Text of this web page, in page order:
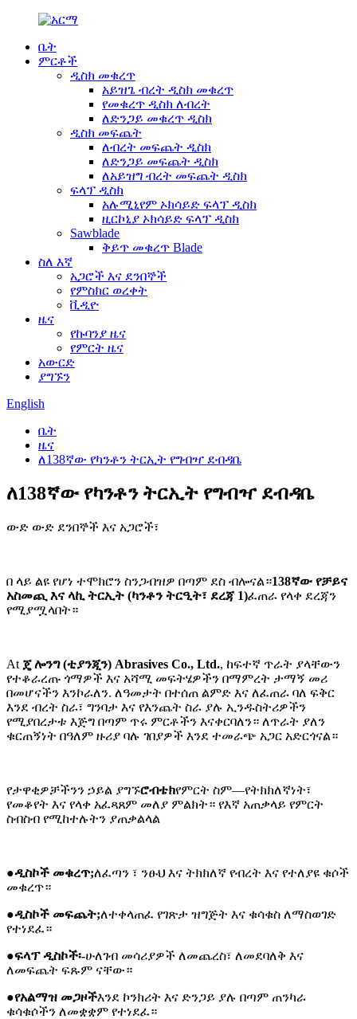
ቤት
ምርቶች
ዲስክ መቁረጥ
አይዝጌ ብረት ዲስክ መቁረጥ
የመቁረጥ ዲስክ ለብረት
ለድንጋይ መቁረጥ ዲስክ
ዲስክ መፍጨት
ለብረት መፍጨት ዲስክ
ለድንጋይ መፍጨት ዲስክ
ለአይዝግ ብረት መፍጨት ዲስክ
ፍላፕ ዲስክ
አሉሚኒየም ኦክሳይድ ፍላፕ ዲስክ
ዚርኮኒያ ኦክሳይድ ፍላፕ ዲስክ
Sawblade
ቅይጥ መቁረጥ Blade
ስለ እኛ
አጋሮች እና ደንበኞች
የምስክር ወረቀት
ቪዲዮ
ዜና
የኩባንያ ዜና
የምርት ዜና
አውርድ
ያግኙን
English
ቤት
ዜና
ለ138ኛው የካንቶን ትርኢት የግብዣ ደብዳቤ
ለ138ኛው የካንቶን ትርኢት የግብዣ ደብዳቤ
ውድ ውድ ደንበኞች እና አጋሮች፣
በ ላይ ልዩ የሆነ ተሞክሮን ስንጋብዝዎ በጣም ደስ ብሎናል።138ኛው የቻይና
አስመጪ እና ላኪ ትርኢት (ካንቶን ትርዒት፣ ደረጃ 1)ፈጠራ የላቀ ደረጃን
የሚያሟላበት።
At ጄ ሎንግ (ቲያንጂን) Abrasives Co., Ltd., ከፍተኛ ጥራት ያላቸውን
የተቆራረጡ ጎማዎች እና አሻሚ መፍትሄዎችን በማምረት ታማኝ መሪ
በመሆናችን እንኮራለን. ለዓመታት በተሰጠ ልምድ እና ለፈጠራ ባለ ፍቅር
እንደ ብረት ስራ፣ ግንባታ እና የእንጨት ስራ ያሉ ኢንዱስትሪዎችን
የሚያበረታቱ እጅግ በጣም ጥሩ ምርቶችን እናቀርባለን። ለጥራት ያለን
ቁርጠኝነት በዓለም ዙሪያ ባሉ ገበያዎች እንደ ተመራጭ አጋር አድርጎናል።
የታዋቂዎቻችንን ኃይል ያግኙሮብቴክየምርት ስም—የትክክለኛነት፣
የመቆየት እና የላቀ አፈጻጸም መለያ ምልክት። የእኛ አጠቃላይ የምርት
ስብስብ የሚከተሉትን ያጠቃልላል
●ዲስኮች መቁረጥ;ለፈጣን ፣ ንፁህ እና ትክክለኛ የብረት እና የተለያዩ ቁሶች
መቁረጥ።
●ዲስኮች መፍጨት;ለተቀላጠፈ የገጽታ ዝግጅት እና ቁሳቁስ ለማስወገድ
የተነደፈ።
●ፍላፕ ዲስኮች፡-ሁለገብ መሳሪያዎች ለመጨረስ፣ ለመደባለቅ እና
ለመፍጨት ፍጹም ናቸው።
●የአልማዝ መጋዞችእንደ ኮንክሪት እና ድንጋይ ያሉ በጣም ጠንካራ
ቁሳቁሶችን ለመቋቋም የተነደፈ።